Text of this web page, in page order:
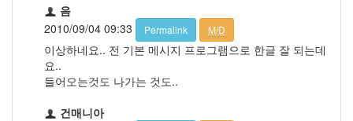
음
2010/09/04 09:33
Permalink M/D
이상하네요.. 전 기본 메시지 프로그램으로 한글 잘 되는데
요..
들어오는것도 나가는 것도..
건매니아